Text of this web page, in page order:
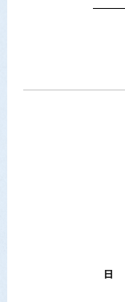
日